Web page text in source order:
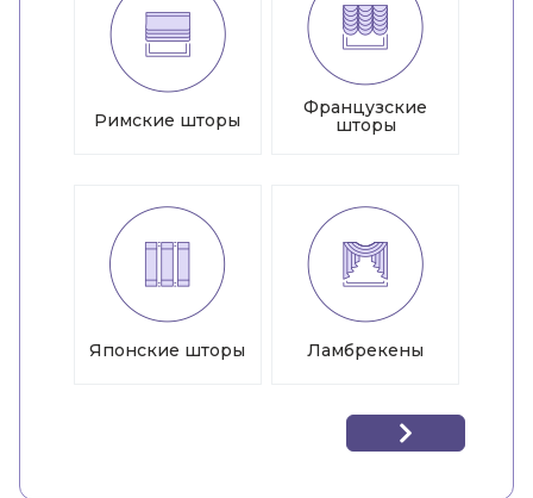
Римские шторы
Французские
шторы
Японские шторы Ламбрекены